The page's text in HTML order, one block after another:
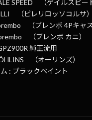
SPEED （ゲイルスピー
（ピレリロッソコルサ
（ブレンボ 4Pキャス
（ブレンボ カニ）
純正流用
（オーリンズ）
: ブラックペイント